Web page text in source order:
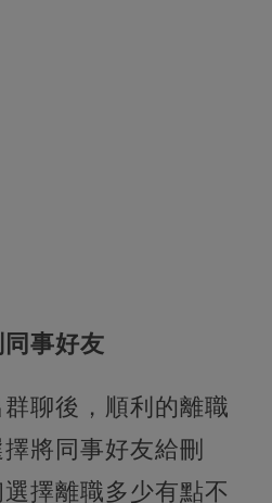
事好友
聊後，順利的離職
將同事好友給刪
擇離職多少有點不